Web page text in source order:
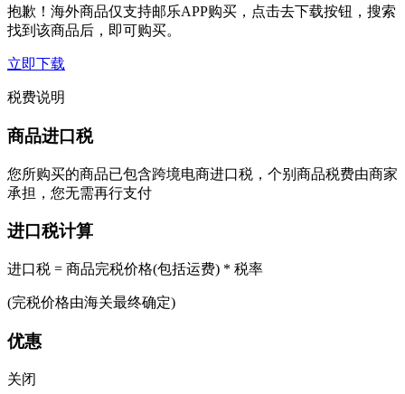
抱歉！海外商品仅支持邮乐APP购买，点击去下载按钮，搜索
找到该商品后，即可购买。
立即下载
税费说明
商品进口税
您所购买的商品已包含跨境电商进口税，个别商品税费由商家
承担，您无需再行支付
进口税计算
进口税 = 商品完税价格(包括运费) * 税率
(完税价格由海关最终确定)
优惠
关闭